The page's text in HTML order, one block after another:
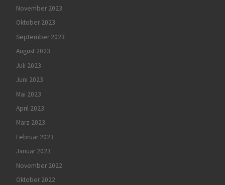
November 2023
Oktober 2023
September 2023
August 2023
Juli 2023
Juni 2023
Mai 2023
April 2023
März 2023
Februar 2023
Januar 2023
November 2022
Oktober 2022